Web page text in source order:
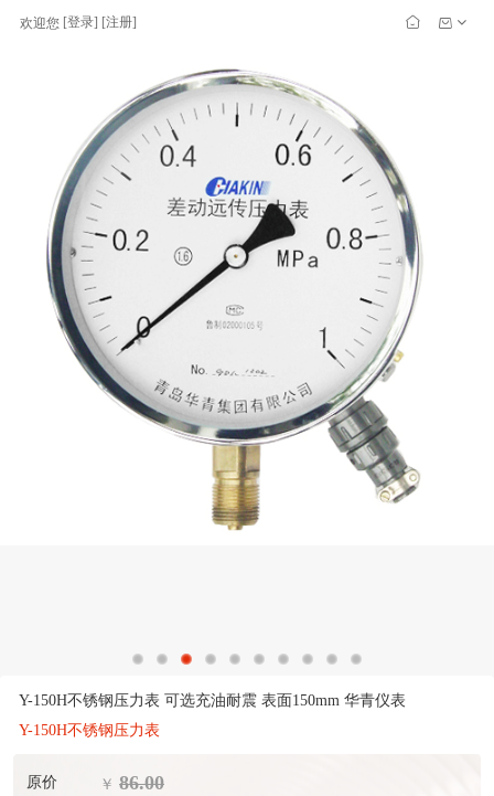
欢迎您 [登录] [注册]
Y-150H不锈钢压力表 可选充油耐震 表面150mm 华青仪表
Y-150H不锈钢压力表
原价 ￥ 86.00